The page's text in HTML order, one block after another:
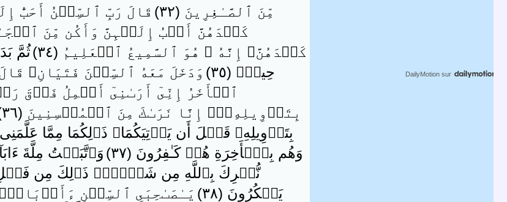
مِّنَ ٱلصَّـٰغِرِينَ ( ٣٢ )
قَالَ رَبِّ ٱلسِّجۡنُ أَحَبُّ
كَيۡدَهُنَّ أَصۡبُ إِلَيۡہِنَّ وَأَكُن مِّنَ
كَيۡدَهُنَّ‌ۚ إِنَّهُ ۥ هُوَ ٱلسَّمِيعُ ٱلۡعَلِيمُ ( ٣٤ )
ثُمَّ
حِينٍ۬ ( ٣٥ )
وَدَخَلَ مَعَهُ ٱلسِّجۡنَ فَتَيَانِ‌ۖ
ٱلۡأَخَرُ إِنِّىٓ أَرَٮٰنِىٓ أَحۡمِلُ
بِتَأۡوِيلِهِۦۤ‌ۖ إِنَّا نَرَٮٰكَ مِنَ ٱلۡمُحۡسِنِينَ ( ٣٦ )
بِتَأۡوِيلِهِۦ قَبۡلَ أَن يَأۡتِيَكُمَا‌ۚ ذَٲلِكُمَا مِمَّا
وَهُم بِٱلۡأَخِرَةِ هُمۡ كَـٰفِرُونَ ( ٣٧ )
وَٱتَّبَعۡتُ مِلَّةَ
نُّشۡرِكَ بِٱللَّهِ مِن شَىۡءٍ۬‌ۚ ذَٲلِكَ مِن فَضۡلِ
يَشۡكُرُونَ ( ٣٨ )
يَـٰصَٮٰحِبَىِ ٱلسِّجۡنِ ءَأَرۡبَابٌ۬
DailyMotion sur